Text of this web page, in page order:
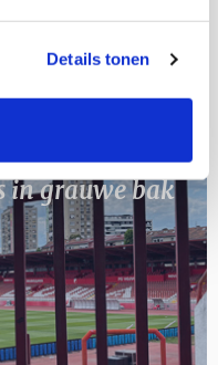
Details tonen
in grauwe bak